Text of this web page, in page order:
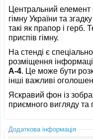
Центральний елемент
гімну України та
такі як прапор і герб.
приспів гімну.
На стенді є
розміщення
A-4. Це може бути
інші важливі
Яскравий фон із
приємного вигляду та
Додаткова інформація